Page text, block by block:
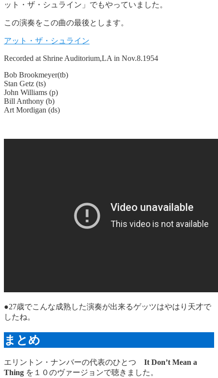
ット・ザ・シュライン」でもやっていました。
この演奏をこの曲の最後とします。
アット・ザ・シュライン
Recorded at Shrine Auditorium,LA in Nov.8.1954
Bob Brookmeyer(tb)
Stan Getz (ts)
John Williams (p)
Bill Anthony (b)
Art Mordigan (ds)
●27歳でこんな成熟した演奏が出来るゲッツはやはり天才で
したね。
まとめ
エリントン・ナンバーの代表のひとつ It Don’t Mean a
Thing を１０のヴァージョンで聴きました。